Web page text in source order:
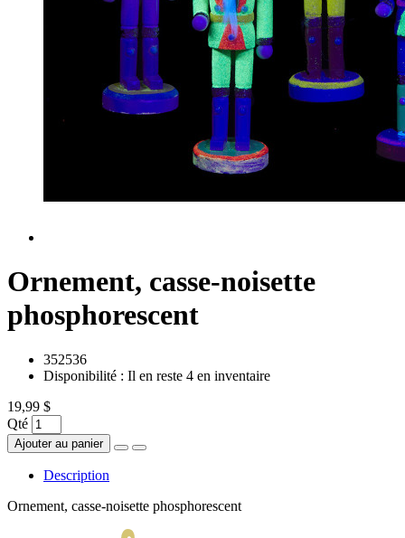
Ornement, casse-noisette
phosphorescent
352536
Disponibilité : Il en reste 4 en inventaire
19,99 $
Qté
Ajouter au panier
Description
Ornement, casse-noisette phosphorescent